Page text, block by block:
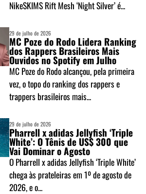
NikeSKIMS Rift Mesh ‘Night Silver’ é...
29 de julho de 2026
MC Poze do Rodo Lidera Ranking
dos Rappers Brasileiros Mais
Ouvidos no Spotify em Julho
MC Poze do Rodo alcançou, pela primeira
vez, o topo do ranking dos rappers e
trappers brasileiros mais...
29 de julho de 2026
Pharrell x adidas Jellyfish ‘Triple
White’: O Tênis de US$ 300 que
Vai Dominar o Agosto
O Pharrell x adidas Jellyfish ‘Triple White’
chega às prateleiras em 1º de agosto de
2026, e o...